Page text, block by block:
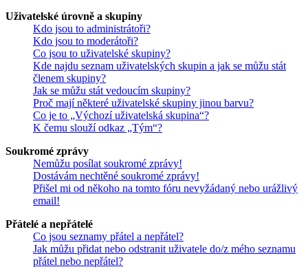
Uživatelské úrovně a skupiny
Kdo jsou to administrátoři?
Kdo jsou to moderátoři?
Co jsou to uživatelské skupiny?
Kde najdu seznam uživatelských skupin a jak se můžu stát
členem skupiny?
Jak se můžu stát vedoucím skupiny?
Proč mají některé uživatelské skupiny jinou barvu?
Co je to „Výchozí uživatelská skupina“?
K čemu slouží odkaz „Tým“?
Soukromé zprávy
Nemůžu posílat soukromé zprávy!
Dostávám nechtěné soukromé zprávy!
Přišel mi od někoho na tomto fóru nevyžádaný nebo urážlivý
email!
Přátelé a nepřátelé
Co jsou seznamy přátel a nepřátel?
Jak můžu přidat nebo odstranit uživatele do/z mého seznamu
přátel nebo nepřátel?